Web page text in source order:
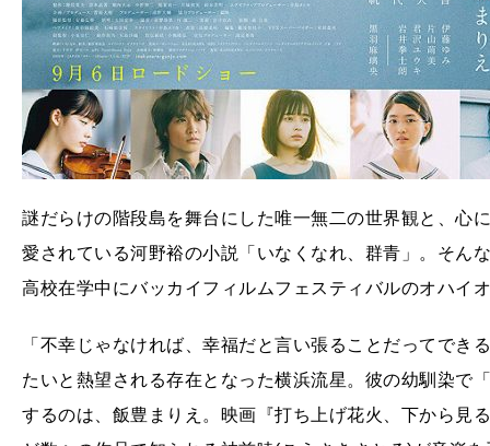
謎だらけの階段島を舞台にした唯一無二の世界観と、心
愛されている河野裕の小説「いなくなれ、群青」。そん
高校在学中にバッカイフィルムフェスティバルのオハイ
「不幸じゃなければ、幸福だと言い張ることだってで
たいと熱望される存在となった横浜流星。彼の幼馴染で
するのは、飯豊まりえ。映画『打ち上げ花火、下から見